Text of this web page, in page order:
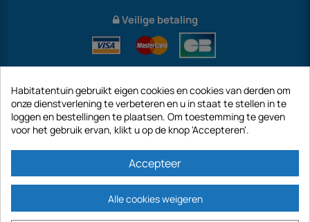
Veilige betaling
International
Habitatentuin gebruikt eigen cookies en cookies van derden om
onze dienstverlening te verbeteren en u in staat te stellen in te
loggen en bestellingen te plaatsen. Om toestemming te geven
voor het gebruik ervan, klikt u op de knop 'Accepteren'.
Accepteer
Alle cookies weigeren